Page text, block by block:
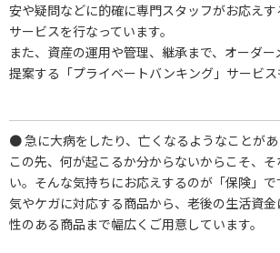
安や疑問などに的確に専門スタッフがお応え
サービスを行なっています。
また、資産の運用や管理、継承まで、オーダ
提案する「プライベートバンキング」サービス
● 急に大病をしたり、亡くなるようなことが
この先、何が起こるか分からないからこそ、
い。そんな気持ちにお応えするのが「保険」
気やケガに対応する商品から、老後の生活資
性のある商品まで幅広くご用意しています。